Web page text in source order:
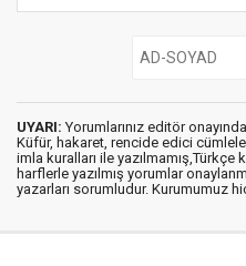
UYARI: Yorumlarınız editör
Küfür, hakaret, rencide edici
imla kuralları ile
harflerle yazılmış yorumlar
yazarları sorumludur. Kurumumuz